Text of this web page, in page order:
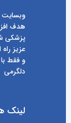
وبسایت
هدف
پزشکی
عزیز
و فقط
دلگرمی
لینک